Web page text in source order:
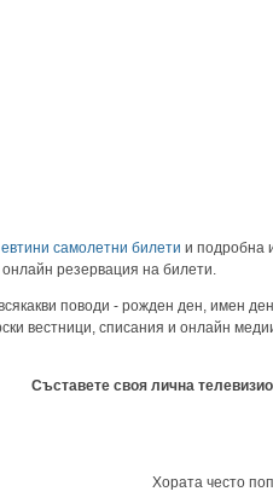
евтини самолетни билети и подробна
резервация на билети.
поводи - рожден ден, имен
вестници, списания и онлайн
Съставете своя лична
Хората често